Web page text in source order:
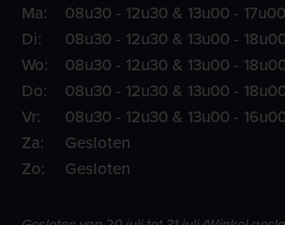
Ma:
08u30 - 12u30 & 13u00 - 17u00
Di:
08u30 - 12u30 & 13u00 - 18u00
Wo:
08u30 - 12u30 & 13u00 - 18u00
Do:
08u30 - 12u30 & 13u00 - 18u00
Vr:
08u30 - 12u30 & 13u00 - 16u00
Za:
Gesloten
Zo:
Gesloten